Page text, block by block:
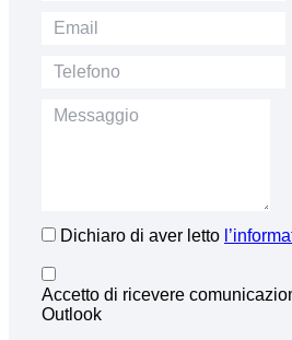
Dichiaro di aver letto
Accetto di ricevere
Outlook